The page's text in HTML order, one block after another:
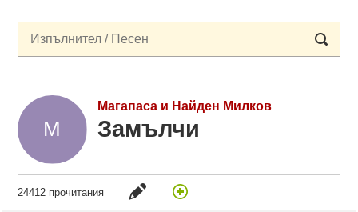
Магапаса и Найден Милков
Замълчи
24412 прочитания